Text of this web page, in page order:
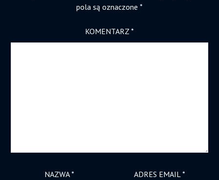
pola są oznaczone *
KOMENTARZ *
NAZWA* ADRES EMAIL*